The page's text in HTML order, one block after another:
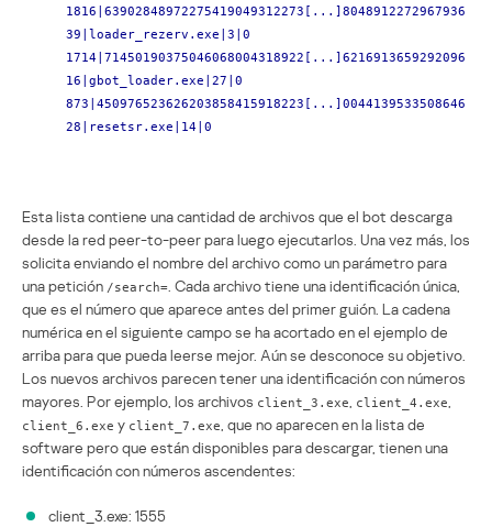
1816|63902848972275419049312273 [...] 8048912272967936
39|loader_rezerv.exe|3|0
1714|71450190375046068004318922 [...] 6216913659292096
16|gbot_loader.exe|27|0
873|450976523626203858415918223 [...] 0044139533508646
28|resetsr.exe|14|0
Esta lista contiene una cantidad de archivos que el bot descarga
desde la red peer-to-peer para luego ejecutarlos. Una vez más, los
solicita enviando el nombre del archivo como un parámetro para
una petición /search= . Cada archivo tiene una identificación única,
que es el número que aparece antes del primer guión. La cadena
numérica en el siguiente campo se ha acortado en el ejemplo de
arriba para que pueda leerse mejor. Aún se desconoce su objetivo.
Los nuevos archivos parecen tener una identificación con números
mayores. Por ejemplo, los archivos client_3.exe client_4.exe
client_6.exe y client_7.exe , que no aparecen en la lista de
software pero que están disponibles para descargar, tienen una
identificación con números ascendentes:
client_3.exe: 1555